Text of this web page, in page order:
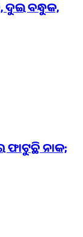
ଦୁଇ ବନ୍ଧୁକ,
ଫାଟୁଛି ନାକ;